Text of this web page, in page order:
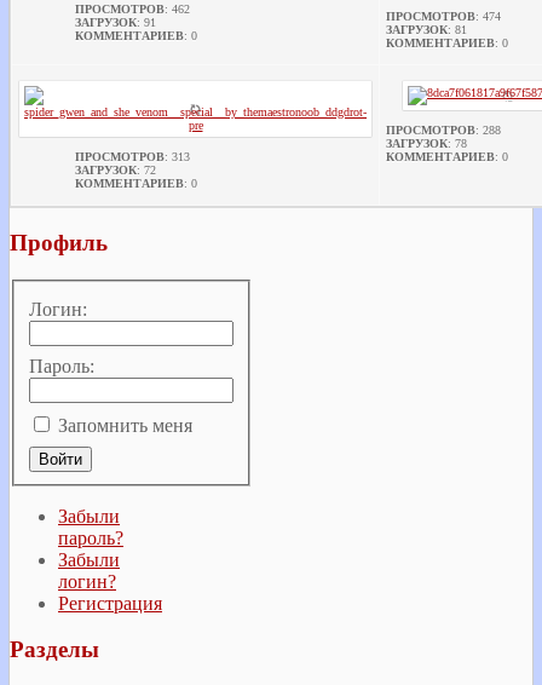
ПРОСМОТРОВ: 462
ЗАГРУЗОК: 91
КОММЕНТАРИЕВ: 0
ПРОСМОТРОВ: 474
ЗАГРУЗОК: 81
КОММЕНТАРИЕВ: 0
ПРОСМОТРОВ: 313
ЗАГРУЗОК: 72
КОММЕНТАРИЕВ: 0
ПРОСМОТРОВ: 288
ЗАГРУЗОК: 78
КОММЕНТАРИЕВ: 0
Профиль
Логин:
Пароль:
Запомнить меня
Забыли
пароль?
Забыли
логин?
Регистрация
Разделы